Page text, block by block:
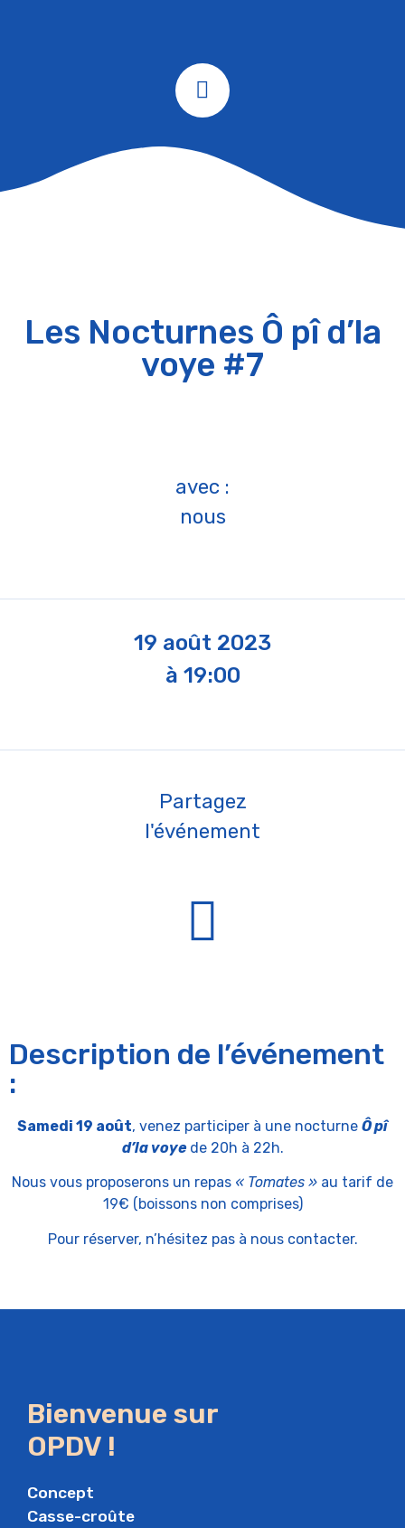
Les Nocturnes Ô pî d’la
voye #7
avec :
nous
19 août 2023
à 19:00
Partagez
l'événement
Description de l’événement
:
Samedi 19 août, venez participer à une nocturne Ô pî
d’la voyede 20h à 22h.
Nous vous proposerons un repas « Tomates » au tarif de
19€ (boissons non comprises)
Pour réserver, n’hésitez pas à nous contacter.
Bienvenue sur
OPDV !
Concept
Casse-croûte